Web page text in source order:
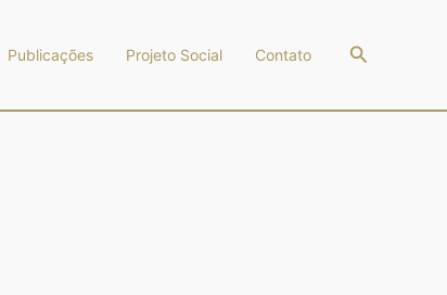
Publicações Projeto Social Contato Pesquisar